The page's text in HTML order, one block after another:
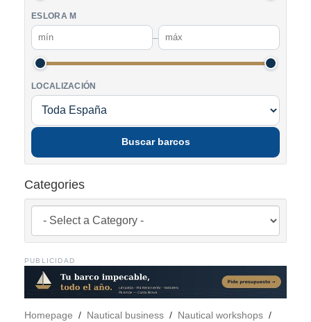
ESLORA M
–
LOCALIZACIÓN
Buscar barcos
Categories
PUBLICIDAD
Homepage / Nautical business / Nautical workshops /